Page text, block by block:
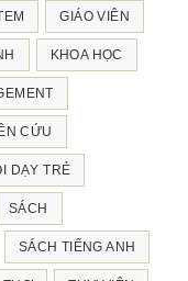
GIÁO VIÊN
KHOA HỌC
CỨU
DẠY TRẺ
SÁCH
SÁCH TIẾNG ANH